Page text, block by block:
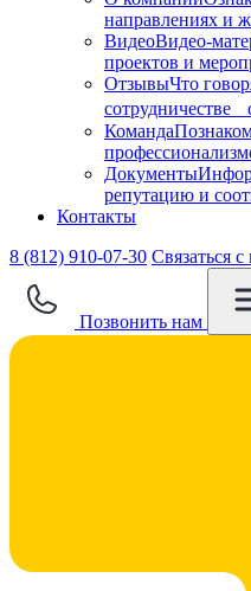
направлениях и
ВидеоВидео-
проектов и
ОтзывыЧто
сотрудничестве
Команда
Документы
репутацию и
Контакты
8 (812) 910-07-30 Связаться
Позвонить нам